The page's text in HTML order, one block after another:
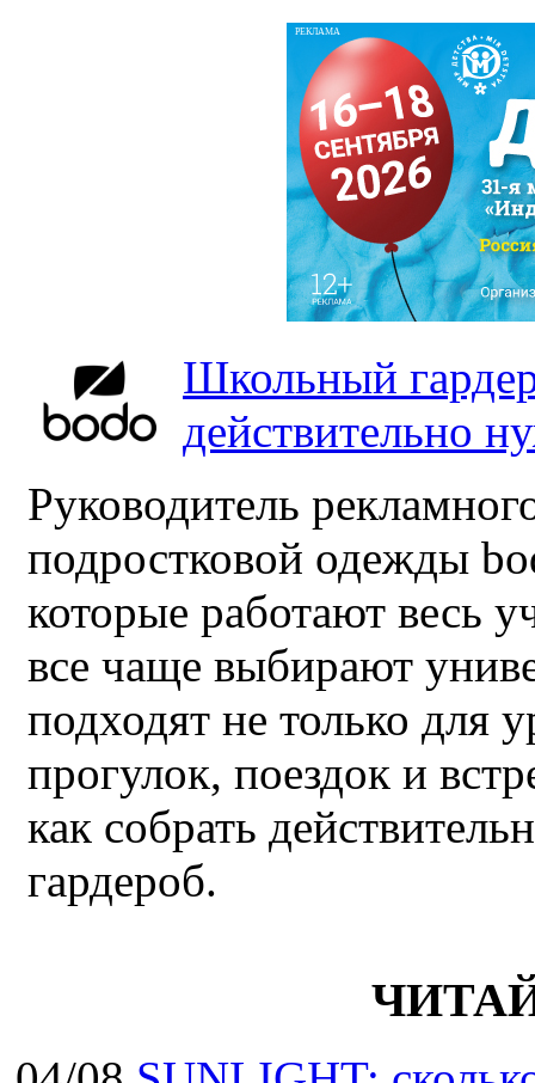
РЕКЛАМА
Школьный
действительно
Руководитель
подростковой одежды
которые работают весь
все чаще выбирают
подходят не только для
прогулок, поездок и
как собрать
гардероб.